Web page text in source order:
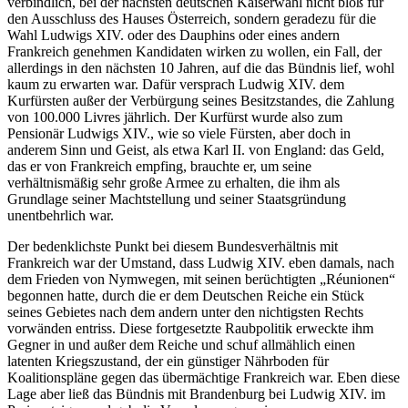
den Ausschluss des Hauses Österreich, sondern geradezu für die
Wahl Ludwigs XIV. oder des Dauphins oder eines andern
Frankreich genehmen Kandidaten wirken zu wollen, ein Fall, der
allerdings in den nächsten 10 Jahren, auf die das Bündnis lief, wohl
kaum zu erwarten war. Dafür versprach Ludwig XIV. dem
Kurfürsten außer der Verbürgung seines Besitzstandes, die Zahlung
von 100.000 Livres jährlich. Der Kurfürst wurde also zum
Pensionär Ludwigs XIV., wie so viele Fürsten, aber doch in
anderem Sinn und Geist, als etwa Karl II. von England: das Geld,
das er von Frankreich empfing, brauchte er, um seine
verhältnismäßig sehr große Armee zu erhalten, die ihm als
Grundlage seiner Machtstellung und seiner Staatsgründung
unentbehrlich war.
Der bedenklichste Punkt bei diesem Bundesverhältnis mit
Frankreich war der Umstand, dass Ludwig XIV. eben damals, nach
dem Frieden von Nymwegen, mit seinen berüchtigten „Réunionen“
begonnen hatte, durch die er dem Deutschen Reiche ein Stück
seines Gebietes nach dem andern unter den nichtigsten Rechts
vorwänden entriss. Diese fortgesetzte Raubpolitik erweckte ihm
Gegner in und außer dem Reiche und schuf allmählich einen
latenten Kriegszustand, der ein günstiger Nährboden für
Koalitionspläne gegen das übermächtige Frankreich war. Eben diese
Lage aber ließ das Bündnis mit Brandenburg bei Ludwig XIV. im